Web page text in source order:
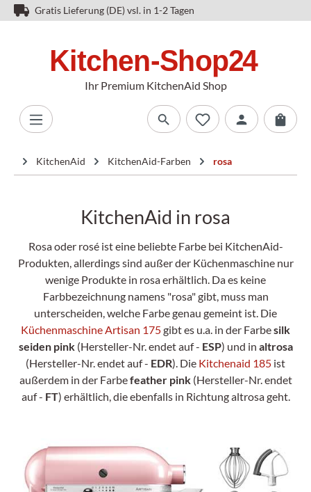
Gratis Lieferung (DE) vsl. in 1-2 Tagen
Ihr Premium KitchenAid Shop
KitchenAid KitchenAid-Farben rosa
KitchenAid in rosa
Rosa oder rosé ist eine beliebte Farbe bei KitchenAid-
Produkten, allerdings sind außer der Küchenmaschine nur
wenige Produkte in rosa erhältlich. Da es keine
Farbbezeichnung namens "rosa" gibt, muss man
unterscheiden, welche Farbe genau gemeint ist. Die
Küchenmaschine Artisan 175gibt es u.a. in der Farbesilk
seiden pink(Hersteller-Nr. endet auf - ESP) und in altrosa
(Hersteller-Nr. endet auf - EDR). Die Kitchenaid 185 ist
außerdem in der Farbefeather pink(Hersteller-Nr. endet
auf - FT) erhältlich, die ebenfalls in Richtung altrosa geht.